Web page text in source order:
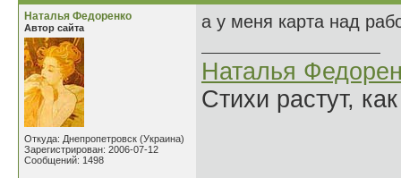
Наталья Федоренко
Автор сайта
Откуда: Днепропетровск (Украина)
Зарегистрирован: 2006-07-12
Сообщений: 1498
а у меня карта над
Наталья
Стихи растут,